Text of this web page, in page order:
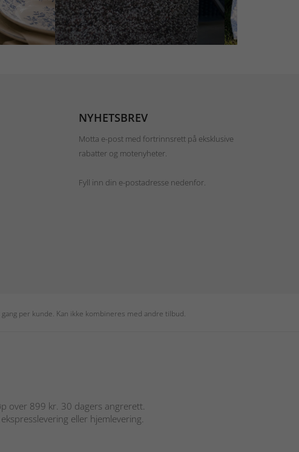
NYHETSBREV
Motta e-post med fortrinnsrett på eksklusive
rabatter og motenyheter.
Fyll inn din e-postadresse nedenfor.
per kunde. Kan ikke kombineres med andre tilbud.
over 899 kr. 30 dagers angrerett.
eller hjemlevering.